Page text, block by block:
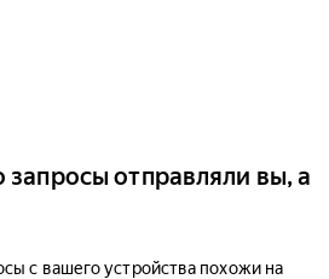
запросы отправляли вы, а
с вашего устройства похожи на